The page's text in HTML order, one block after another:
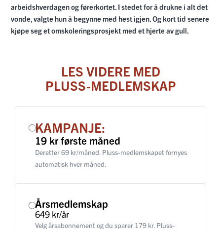
arbeidshverdagen og førerkortet. I stedet for å drukne i alt det
vonde, valgte hun å begynne med hest igjen. Og kort tid senere
kjøpe seg et omskoleringsprosjekt med et hjerte av gull.
LES VIDERE MED
PLUSS-MEDLEMSKAP
KAMPANJE:
19 kr første måned
Deretter 69 kr/måned. Pluss-medlemskapet fornyes
automatisk hver måned.
Årsmedlemskap
649 kr/år
Velg årsabonnement og du sparer 179 kr. Pluss-